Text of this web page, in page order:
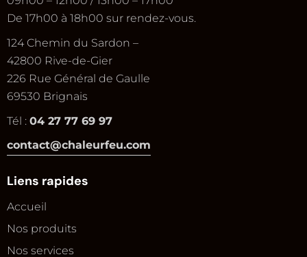
De 17h00 à 18h00 sur rendez-vous.
124 Chemin du Sardon –
42800 Rive-de-Gier
226 Rue Général de Gaulle
69530 Brignais
Tél : 04 27 77 69 97
contact@chaleurfeu.com
Liens rapides
Accueil
Nos produits
Nos services